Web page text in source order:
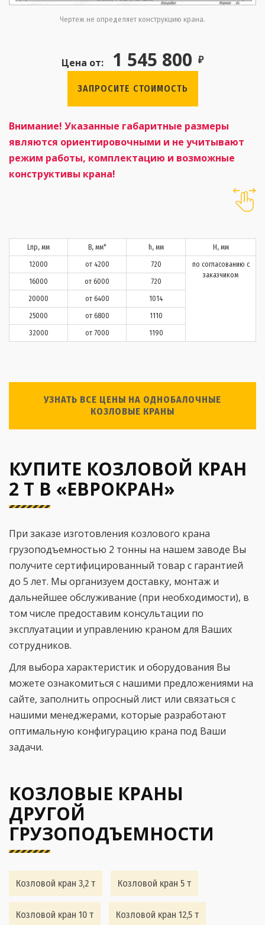
Чертеж не определяет конструкцию крана.
Цена от: 1 545 800 ₽
ЗАПРОСИТЕ СТОИМОСТЬ
Внимание! Указанные габаритные размеры
являются ориентировочными и не учитывают
режим работы, комплектацию и возможные
конструктивы крана!
Lпр, мм B, мм* h, мм H, мм
12000 от 4200 720
по согласованию с
заказчиком
16000 от 6000 720
20000 от 6400 1014
25000 от 6800 1110
32000 от 7000 1190
УЗНАТЬ ВСЕ ЦЕНЫ НА ОДНОБАЛОЧНЫЕ
КОЗЛОВЫЕ КРАНЫ
КУПИТЕ КОЗЛОВОЙ КРАН
2 Т В «ЕВРОКРАН»
При заказе изготовления козлового крана
грузоподъемностью 2 тонны на нашем заводе Вы
получите сертифицированный товар с гарантией
до 5 лет. Мы организуем доставку, монтаж и
дальнейшее обслуживание (при необходимости), в
том числе предоставим консультации по
эксплуатации и управлению краном для Ваших
сотрудников.
Для выбора характеристик и оборудования Вы
можете ознакомиться с нашими предложениями на
сайте, заполнить опросный лист или связаться с
нашими менеджерами, которые разработают
оптимальную конфигурацию крана под Ваши
задачи.
КОЗЛОВЫЕ КРАНЫ
ДРУГОЙ
ГРУЗОПОДЪЕМНОСТИ
Козловой кран 3,2 т Козловой кран 5 т
Козловой кран 10 т Козловой кран 12,5 т